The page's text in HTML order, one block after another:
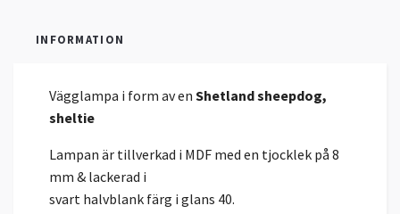
INFORMATION
Vägglampa i form av en Shetland sheepdog,
sheltie
Lampan är tillverkad i MDF med en tjocklek på 8
mm & lackerad i
svart halvblank färg i glans 40.